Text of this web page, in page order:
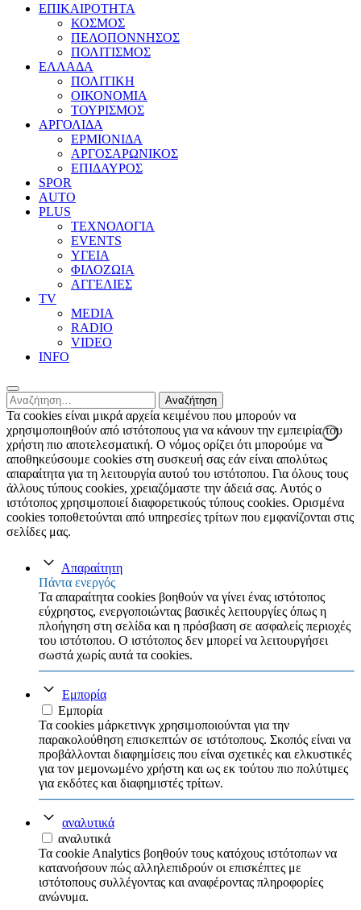
ΕΠΙΚΑΙΡΟΤΗΤΑ
ΚΟΣΜΟΣ
ΠΕΛΟΠΟΝΝΗΣΟΣ
ΠΟΛΙΤΙΣΜΟΣ
ΕΛΛΑΔΑ
ΠΟΛΙΤΙΚΗ
ΟΙΚΟΝΟΜΙΑ
ΤΟΥΡΙΣΜΟΣ
ΑΡΓΟΛΙΔΑ
ΕΡΜΙΟΝΙΔΑ
ΑΡΓΟΣΑΡΩΝΙΚΟΣ
ΕΠΙΔΑΥΡΟΣ
SPOR
AUTO
PLUS
ΤΕΧΝΟΛΟΓΙΑ
EVENTS
ΥΓΕΙΑ
ΦΙΛΟΖΩΙΑ
ΑΓΓΕΛΙΕΣ
ΤV
MEDIA
RADIO
VIDEO
INFO
Αναζήτηση
για:
Τα cookies είναι μικρά αρχεία κειμένου που μπορούν να
χρησιμοποιηθούν από ιστότοπους για να κάνουν την εμπειρία του
χρήστη πιο αποτελεσματική. Ο νόμος ορίζει ότι μπορούμε να
αποθηκεύσουμε cookies στη συσκευή σας εάν είναι απολύτως
απαραίτητα για τη λειτουργία αυτού του ιστότοπου. Για όλους τους
άλλους τύπους cookies, χρειαζόμαστε την άδειά σας. Αυτός ο
ιστότοπος χρησιμοποιεί διαφορετικούς τύπους cookies. Ορισμένα
cookies τοποθετούνται από υπηρεσίες τρίτων που εμφανίζονται στις
σελίδες μας.
Απαραίτητη
Πάντα ενεργός
Τα απαραίτητα cookies βοηθούν να γίνει ένας ιστότοπος
εύχρηστος, ενεργοποιώντας βασικές λειτουργίες όπως η
πλοήγηση στη σελίδα και η πρόσβαση σε ασφαλείς περιοχές
του ιστότοπου. Ο ιστότοπος δεν μπορεί να λειτουργήσει
σωστά χωρίς αυτά τα cookies.
Εμπορία
Εμπορία
Τα cookies μάρκετινγκ χρησιμοποιούνται για την
παρακολούθηση επισκεπτών σε ιστότοπους. Σκοπός είναι να
προβάλλονται διαφημίσεις που είναι σχετικές και ελκυστικές
για τον μεμονωμένο χρήστη και ως εκ τούτου πιο πολύτιμες
για εκδότες και διαφημιστές τρίτων.
αναλυτικά
αναλυτικά
Τα cookie Analytics βοηθούν τους κατόχους ιστότοπων να
κατανοήσουν πώς αλληλεπιδρούν οι επισκέπτες με
ιστότοπους συλλέγοντας και αναφέροντας πληροφορίες
ανώνυμα.